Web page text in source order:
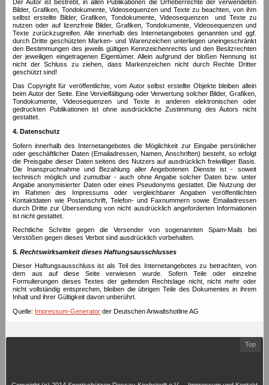
Der Autor ist bestrebt, in allen Publikationen die Urheberrechte der verwendeten
Bilder, Grafiken, Tondokumente, Videosequenzen und Texte zu beachten, von ihm
selbst erstellte Bilder, Grafiken, Tondokumente, Videosequenzen und Texte zu
nutzen oder auf lizenzfreie Bilder, Grafiken, Tondokumente, Videosequenzen und
Texte zurückzugreifen. Alle innerhalb des Internetangebotes genannten und ggf.
durch Dritte geschützten Marken- und Warenzeichen unterliegen uneingeschränkt
den Bestimmungen des jeweils gültigen Kennzeichenrechts und den Besitzrechten
der jeweiligen eingetragenen Eigentümer. Allein aufgrund der bloßen Nennung ist
nicht der Schluss zu ziehen, dass Markenzeichen nicht durch Rechte Dritter
geschützt sind!
Das Copyright für veröffentlichte, vom Autor selbst erstellte Objekte bleiben allein
beim Autor der Seite. Eine Vervielfältigung oder Verwertung solcher Bilder, Grafiken,
Tondokumente, Videosequenzen und Texte in anderen elektronischen oder
gedruckten Publikationen ist ohne ausdrückliche Zustimmung des Autors nicht
gestattet.
4. Datenschutz
Sofern innerhalb des Internetangebotes die Möglichkeit zur Eingabe persönlicher
oder geschäftlicher Daten (Emailadressen, Namen, Anschriften) besteht, so erfolgt
die Preisgabe dieser Daten seitens des Nutzers auf ausdrücklich freiwilliger Basis.
Die Inanspruchnahme und Bezahlung aller Angebotenen Dienste ist - soweit
technisch möglich und zumutbar - auch ohne Angabe solcher Daten bzw. unter
Angabe anonymisierter Daten oder eines Pseudonyms gestattet. Die Nutzung der
im Rahmen des Impressums oder vergleichbarer Angaben veröffentlichten
Kontaktdaten wie Postanschrift, Telefon- und Faxnummern sowie Emailadressen
durch Dritte zur Übersendung von nicht ausdrücklich angeforderten Informationen
ist nicht gestattet.
Rechtliche Schritte gegen die Versender von sogenannten Spam-Mails bei
Verstößen gegen dieses Verbot sind ausdrücklich vorbehalten.
5. Rechtswirksamkeit dieses Haftungsausschlusses
Dieser Haftungsausschluss ist als Teil des Internetangebotes zu betrachten, von
dem aus auf diese Seite verwiesen wurde. Sofern Teile oder einzelne
Formulierungen dieses Textes der geltenden Rechtslage nicht, nicht mehr oder
nicht vollständig entsprechen, bleiben die übrigen Teile des Dokumentes in ihrem
Inhalt und ihrer Gültigkeit davon unberührt.
Quelle: Impressum-Generator der Deutschen Anwaltshotline AG
Top
Fußzeile